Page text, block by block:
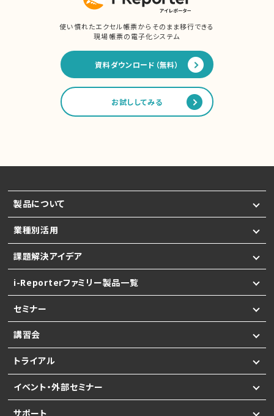
使い慣れたエクセル帳票からそのまま移行できる
現場帳票の電子化システム
資料ダウンロード（無料）
お試ししてみる
製品について
業種別活用
課題解決アイデア
i-Reporterファミリー製品一覧
セミナー
講習会
トライアル
イベント・外部セミナー
サポート